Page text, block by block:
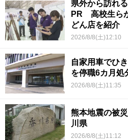
県外から訪れ
PR 高校生ら
どん店を紹介
2026/8/8(土)12:10
自家用車でひ
を停職6カ月
2026/8/8(土)11:35
熊本地震の被
川県
2026/8/8(土)11:12